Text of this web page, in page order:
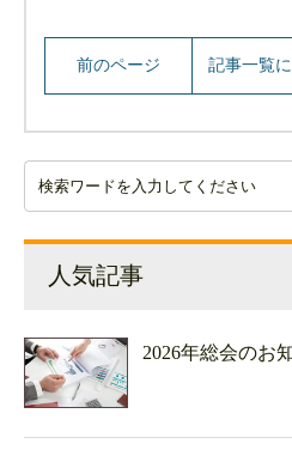
前のページ 記事一覧
人気記事
2026年総会のお